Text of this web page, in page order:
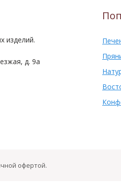
изделий.
д. 9а
офертой.